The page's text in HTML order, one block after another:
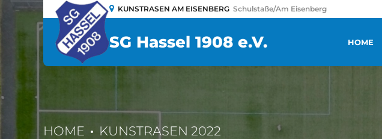
KUNSTRASEN AM EISENBERG Schulstaße/Am Eisenberg
SG Hassel 1908 e.V. HOME
HOME KUNSTRASEN 2022